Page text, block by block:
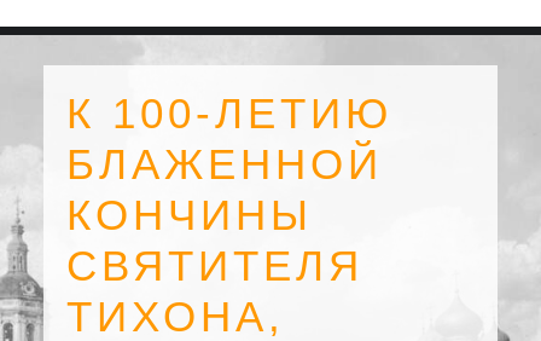
К 100-ЛЕТИЮ
БЛАЖЕННОЙ
КОНЧИНЫ
СВЯТИТЕЛЯ
ТИХОНА,